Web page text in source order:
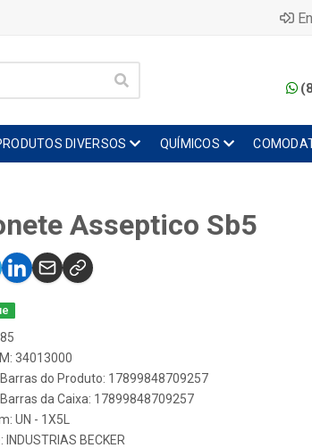
DIVERSOS QUÍMICOS
Asseptico Sb5
34013000
do Produto: 17899848709257
da Caixa: 17899848709257
UN - 1X5L
INDUSTRIAS BECKER